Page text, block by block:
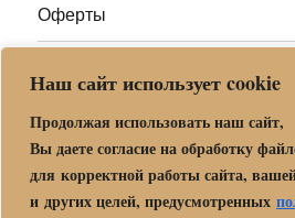
Наш сайт использует cookie
Продолжая использовать наш сайт,
Вы даете согласие на обработку
для корректной работы сайта,
и других целей, предусмотренных
Оферты
Адреса МФЦ МО